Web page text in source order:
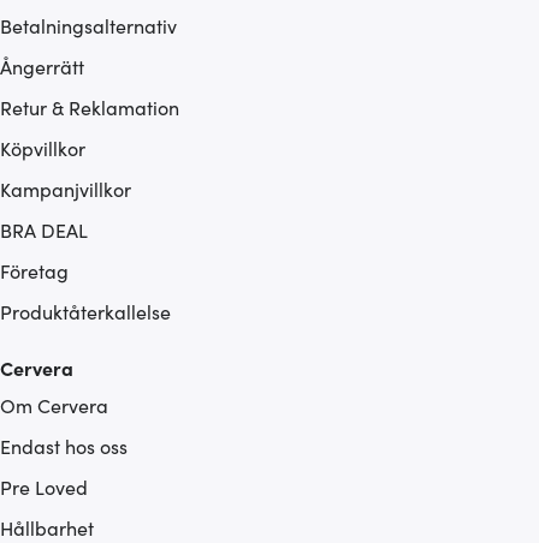
Betalningsalternativ
Ångerrätt
Retur & Reklamation
Köpvillkor
Kampanjvillkor
BRA DEAL
Företag
Produktåterkallelse
Cervera
Om Cervera
Endast hos oss
Pre Loved
Hållbarhet